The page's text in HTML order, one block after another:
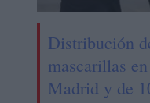
Distribución
mascarillas
Madrid y de